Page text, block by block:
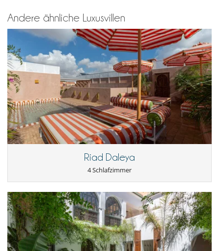
Andere ähnliche Luxusvillen
Riad Daleya
4 Schlafzimmer